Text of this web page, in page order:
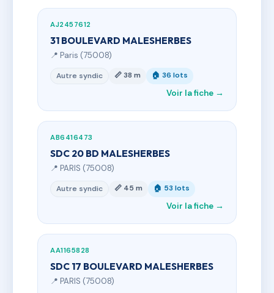
AJ2457612
31 BOULEVARD MALESHERBES
📍 Paris (75008)
Autre syndic 📏 38 m 🏠 36 lots
Voir la fiche →
AB6416473
SDC 20 BD MALESHERBES
📍 PARIS (75008)
Autre syndic 📏 45 m 🏠 53 lots
Voir la fiche →
AA1165828
SDC 17 BOULEVARD MALESHERBES
📍 PARIS (75008)